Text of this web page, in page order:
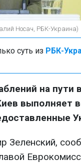
Носач, РБК-Украина)
суть из РБК-
на пути в
выполняет
Зеленский,